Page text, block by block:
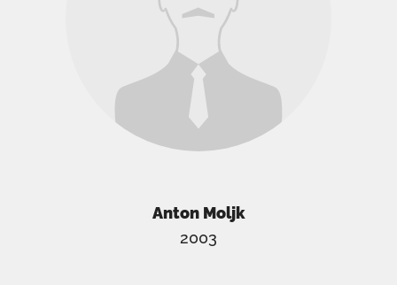
Anton Moljk
2003